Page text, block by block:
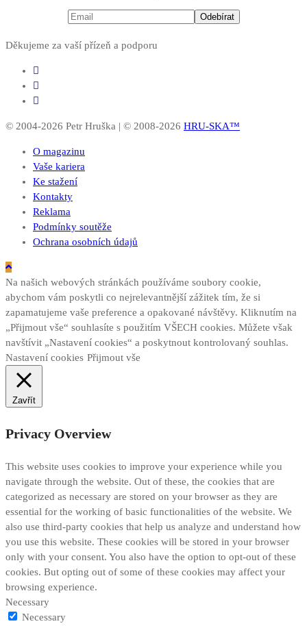
Děkujeme za vaší přízeň a podporu
© 2004-2026 Petr Hruška | © 2008-2026 HRU-SKA™
O magazinu
Vaše kariera
Ke stažení
Kontakty
Reklama
Podmínky soutěže
Ochrana osobních údajů
Na našich webových stránkách používáme soubory cookie,
abychom vám poskytli co nejrelevantnější zážitek tím, že si
zapamatujeme vaše preference a opakované návštěvy. Kliknutím na
„Přijmout vše“ souhlasíte s použitím VŠECH cookies. Můžete však
navštívit „Nastavení cookies“ a poskytnout kontrolovaný souhlas.
Nastavení cookies Přijmout vše
Zavřít
Privacy Overview
This website uses cookies to improve your experience while you
navigate through the website. Out of these, the cookies that are
categorized as necessary are stored on your browser as they are
essential for the working of basic functionalities of the website. We
also use third-party cookies that help us analyze and understand how
you use this website. These cookies will be stored in your browser
only with your consent. You also have the option to opt-out of these
cookies. But opting out of some of these cookies may affect your
browsing experience.
Necessary
Necessary